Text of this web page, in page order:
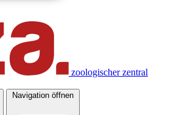
zoologischer zentral
Navigation öffnen